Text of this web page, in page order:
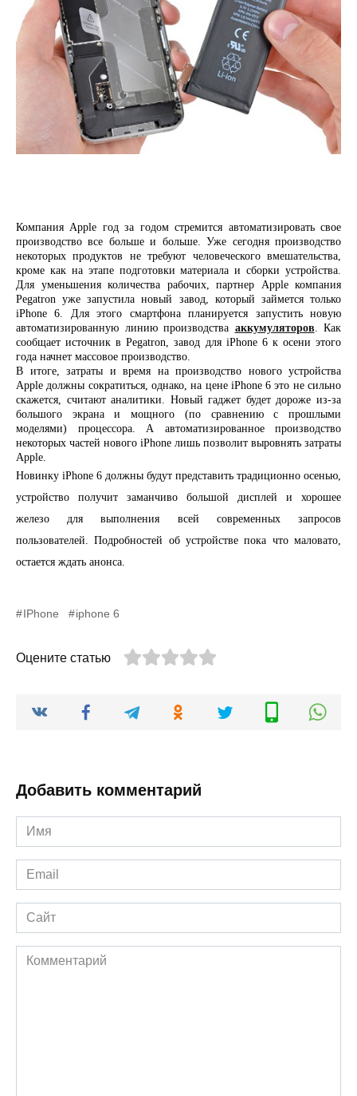
Компания Apple год за годом стремится автоматизировать свое
производство все больше и больше. Уже сегодня производство
некоторых продуктов не требуют человеческого вмешательства,
кроме как на этапе подготовки материала и сборки устройства.
Для уменьшения количества рабочих, партнер Apple компания
Pegatron уже запустила новый завод, который займется только
iPhone 6. Для этого смартфона планируется запустить новую
автоматизированную линию производства аккумуляторов . Как
сообщает источник в Pegatron, завод для iPhone 6 к осени этого
года начнет массовое производство.
В итоге, затраты и время на производство нового устройства
Apple должны сократиться, однако, на цене iPhone 6 это не сильно
скажется, считают аналитики. Новый гаджет будет дороже из-за
большого экрана и мощного (по сравнению с прошлыми
моделями) процессора. А автоматизированное производство
некоторых частей нового iPhone лишь позволит выровнять затраты
Apple.
Новинку iPhone 6 должны будут представить традиционно осенью,
устройство получит заманчиво большой дисплей и хорошее
железо для выполнения всей современных запросов
пользователей. Подробностей об устройстве пока что маловато,
остается ждать анонса.
IPhone iphone 6
Оцените статью
Добавить комментарий
Имя
*
Email
*
Сайт
Комментарий